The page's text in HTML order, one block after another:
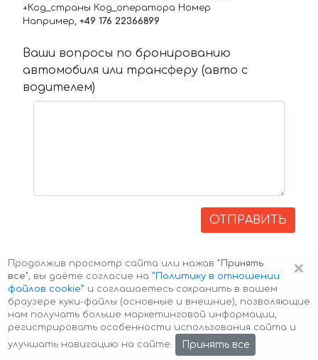
+Код_страны Код_оператора Номер
Например, +49 176 22366899
Ваши вопросы по бронированию
автомобиля или трансферу (авто с
водителем)
ОТПРАВИТЬ
Авторские права © 2026 Авто-Аренда Cookie Policy
×
Продолжив просмотр сайта или нажав "Принять
все", вы даёте согласие на ”Политику в отношении
файлов cookie” и соглашаетесь сохранить в вашем
браузере куки-файлы (основные и внешние), позволяющие
нам получать больше маркетинговой информации,
регистрировать особенности использования сайта и
улучшать навигацию на сайте.
Принять все